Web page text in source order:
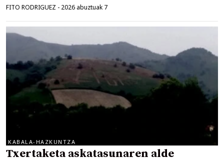
FITO RODRIGUEZ - 2026 abuztuak 7
KABALA-HAZKUNTZA
Txertaketa askatasunaren alde